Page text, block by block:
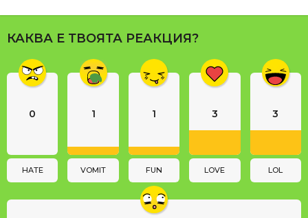
н
п
P
a
g
n
o
КАКВА Е ТВОЯТА РЕАКЦИЯ?
0
HATE
1
VOMIT
1
FUN
3
LOVE
3
LOL